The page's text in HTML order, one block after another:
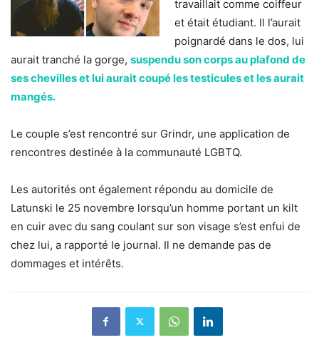
travaillait comme coiffeur
et était étudiant. Il l’aurait
poignardé dans le dos, lui
aurait tranché la gorge, suspendu son corps au plafond de
ses chevilles et lui aurait coupé les testicules et les aurait
mangés.
Le couple s’est rencontré sur Grindr, une application de
rencontres destinée à la communauté LGBTQ.
Les autorités ont également répondu au domicile de
Latunski le 25 novembre lorsqu’un homme portant un kilt
en cuir avec du sang coulant sur son visage s’est enfui de
chez lui, a rapporté le journal. Il ne demande pas de
dommages et intérêts.